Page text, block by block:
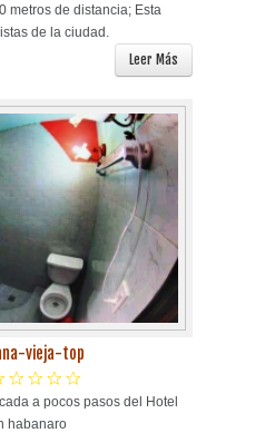
metros de distancia; Esta
de la ciudad.
Leer Más
vieja-top
a pocos pasos del Hotel
habanaro